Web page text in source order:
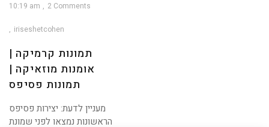
10:19 am 2 Comments
iriseshetcohen
תמונות קרמיקה |
אומנות מוזאיקה |
תמונות פסיפס
מעניין לדעת: יצירות פסיפס
הראשונות נמצאו לפני שמונת